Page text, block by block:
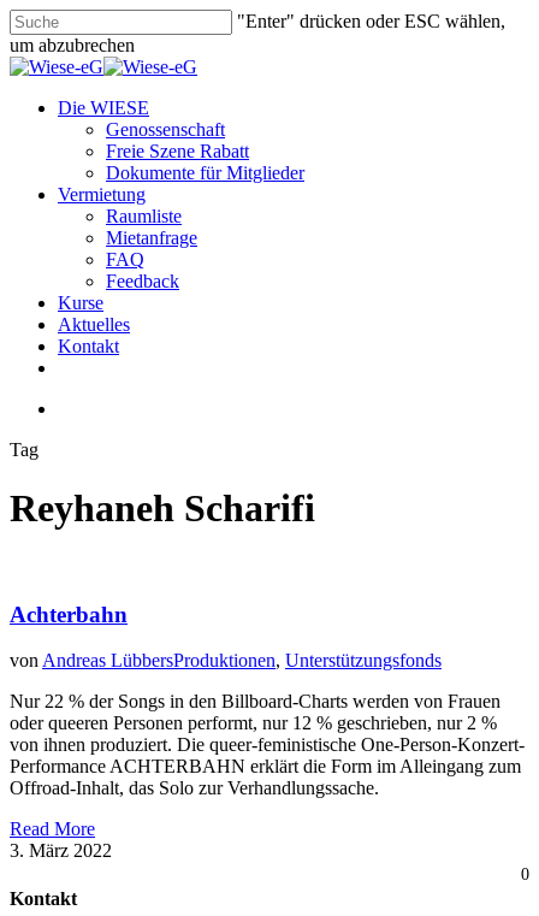
Skip
to
main
"Enter" drücken oder ESC wählen,
um abzubrechen
Close
search
Menu
Die WIESE
Genossenschaft
Freie Szene Rabatt
Dokumente für Mitglieder
Vermietung
Raumliste
Mietanfrage
FAQ
Feedback
Kurse
Aktuelles
Kontakt
Tag
Reyhaneh Scharifi
Achterbahn
von Andreas LübbersProduktionen, Unterstützungsfonds
Nur 22 % der Songs in den Billboard-Charts werden von Frauen
oder queeren Personen performt, nur 12 % geschrieben, nur 2 %
von ihnen produziert. Die queer-feministische One-Person-Konzert-
Performance ACHTERBAHN erklärt die Form im Alleingang zum
Offroad-Inhalt, das Solo zur Verhandlungssache.
Read More
3. März 2022
0
Kontakt